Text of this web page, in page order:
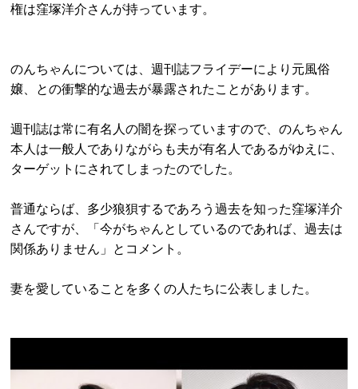
権は窪塚洋介さんが持っています。
のんちゃんについては、週刊誌フライデーにより元風俗
嬢、との衝撃的な過去が暴露されたことがあります。
週刊誌は常に有名人の闇を探っていますので、のんちゃん
本人は一般人でありながらも夫が有名人であるがゆえに、
ターゲットにされてしまったのでした。
普通ならば、多少狼狽するであろう過去を知った窪塚洋介
さんですが、「今がちゃんとしているのであれば、過去は
関係ありません」とコメント。
妻を愛していることを多くの人たちに公表しました。